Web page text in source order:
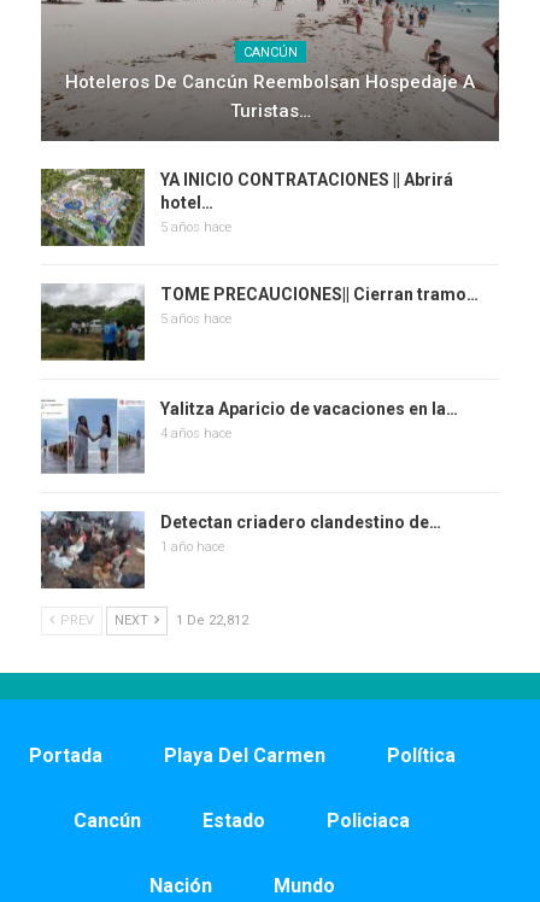
CANCÚN
Hoteleros De Cancún Reembolsan Hospedaje A
Turistas…
YA INICIO CONTRATACIONES || Abrirá
hotel…
5 años hace
TOME PRECAUCIONES|| Cierran tramo…
5 años hace
Yalitza Aparicio de vacaciones en la…
4 años hace
Detectan criadero clandestino de…
1 año hace
PREV NEXT 1 De 22,812
Portada Playa Del Carmen Política
Cancún Estado Policiaca
Nación Mundo